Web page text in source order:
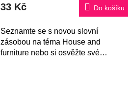
33 Kč Do košíku
Seznamte se s novou slovní
zásobou na téma House and
furniture nebo si osvěžte své